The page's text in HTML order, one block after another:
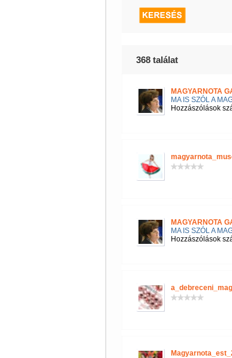
368 találat
MAGYARNOTA
MA IS SZÓL A
Hozzászólások
MAGYARNOTA
MA IS SZÓL A
Hozzászólások